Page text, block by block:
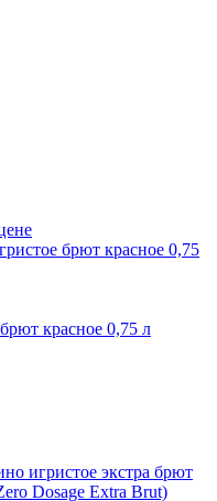
красное 0,75 л